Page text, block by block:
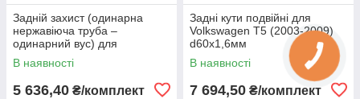
Задній захист (одинарна
нержавіюча труба –
одинарний вус) для
Volkswagen T5 (2003-2009)
d60х1,6мм
В наявності
5 636,40 ₴/комплект
Задні кути подвійні для
Volkswagen T5 (2003-2009)
d60х1,6мм
В наявності
7 694,50 ₴/комплект